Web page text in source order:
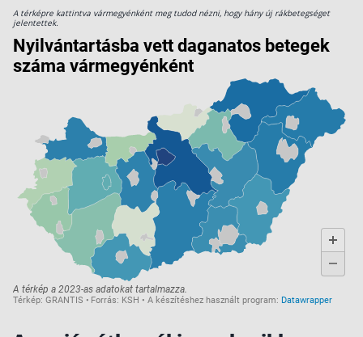
A térképre kattintva vármegyénként meg tudod nézni, hogy hány új rákbetegséget
jelentettek.